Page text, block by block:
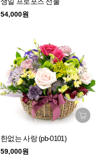
54,000원
한없는 사랑 (pb-0101)
59,000원